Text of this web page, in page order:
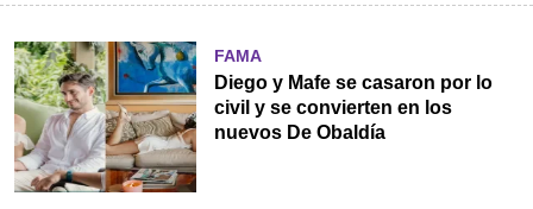
FAMA
Diego y Mafe se casaron por lo
civil y se convierten en los
nuevos De Obaldía